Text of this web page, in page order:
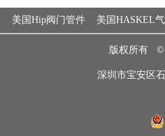
美国Hip阀门管件 美国HASKEL
版权所有
深圳市宝安区